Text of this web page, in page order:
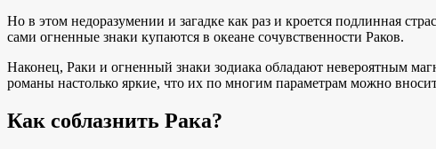
Но в этом недоразумении и загадке как раз и кроется подлинная
сами огненные знаки купаются в океане сочувственности Раков.
Наконец, Раки и огненный знаки зодиака обладают невероятным
романы настолько яркие, что их по многим параметрам можно
Как соблазнить Рака?